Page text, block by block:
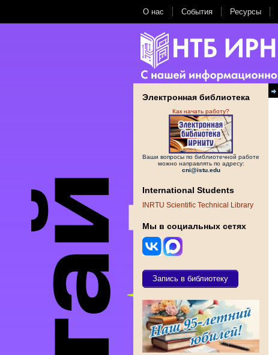
О нас События Ресурсы
Электронная библиотека
Как начать работу?
Ваши вопросы по библиотечной работе
можно направлять по адресу:
cni@istu.edu
International Students
INRTU Scientific Technical Library
Мы в социальных сетях
Запись в библиотеку